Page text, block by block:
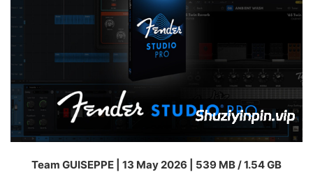
Team GUISEPPE | 13 May 2026 | 539 MB / 1.54 GB